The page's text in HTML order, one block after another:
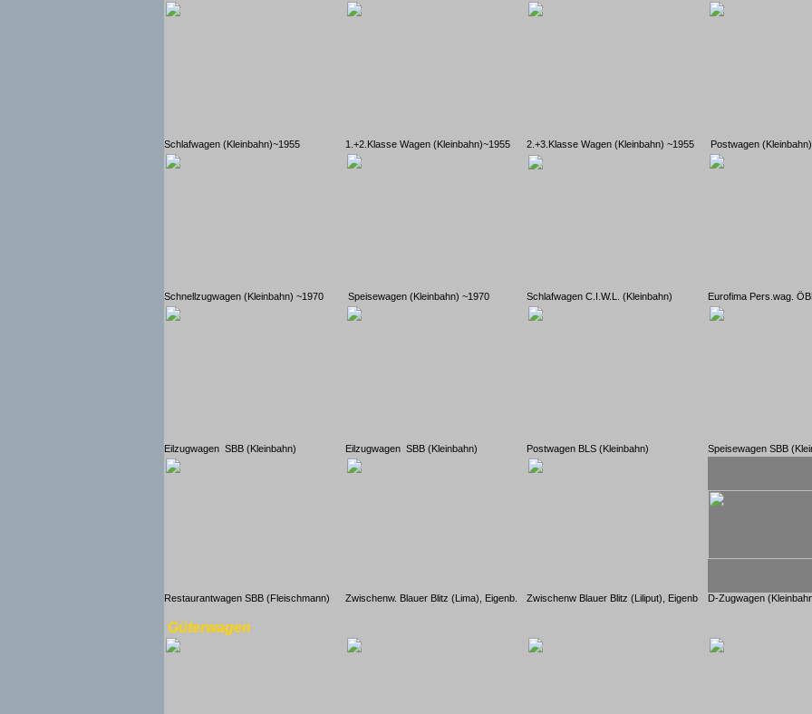
Schlafwagen (Kleinbahn)~1955 1.+2.Klasse Wagen (Kleinbahn)~1955 2.+3.Klasse Wagen (Kleinbahn) ~1955 Postwagen
Schnellzugwagen (Kleinbahn) ~1970 Speisewagen (Kleinbahn) ~1970 Schlafwagen C.I.W.L. (Kleinbahn) Eurofima Pers.wag.
Eilzugwagen SBB (Kleinbahn) Eilzugwagen SBB (Kleinbahn) Postwagen BLS (Kleinbahn) Speisewagen SBB
Restaurantwagen SBB (Fleischmann) Zwischenw. Blauer Blitz (Lima), Eigenb. Zwischenw Blauer Blitz (Liliput), Eigenb D-Zugwagen
Güterwagen